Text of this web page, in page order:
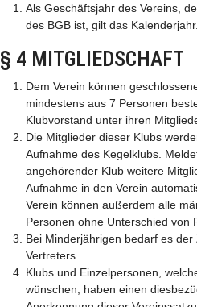
Als Geschäftsjahr des Vereins,
des BGB ist, gilt das Kalenderjahr.
§ 4 MITGLIEDSCHAFT
Dem Verein können
mindestens aus 7 Personen
Klubvorstand unter ihren
Die Mitglieder dieser Klubs
Aufnahme des Kegelklubs.
angehörender Klub weitere
Aufnahme in den Verein
Verein können außerdem alle
Personen ohne Unterschied von
Bei Minderjährigen bedarf es
Vertreters.
Klubs und Einzelpersonen,
wünschen, haben einen